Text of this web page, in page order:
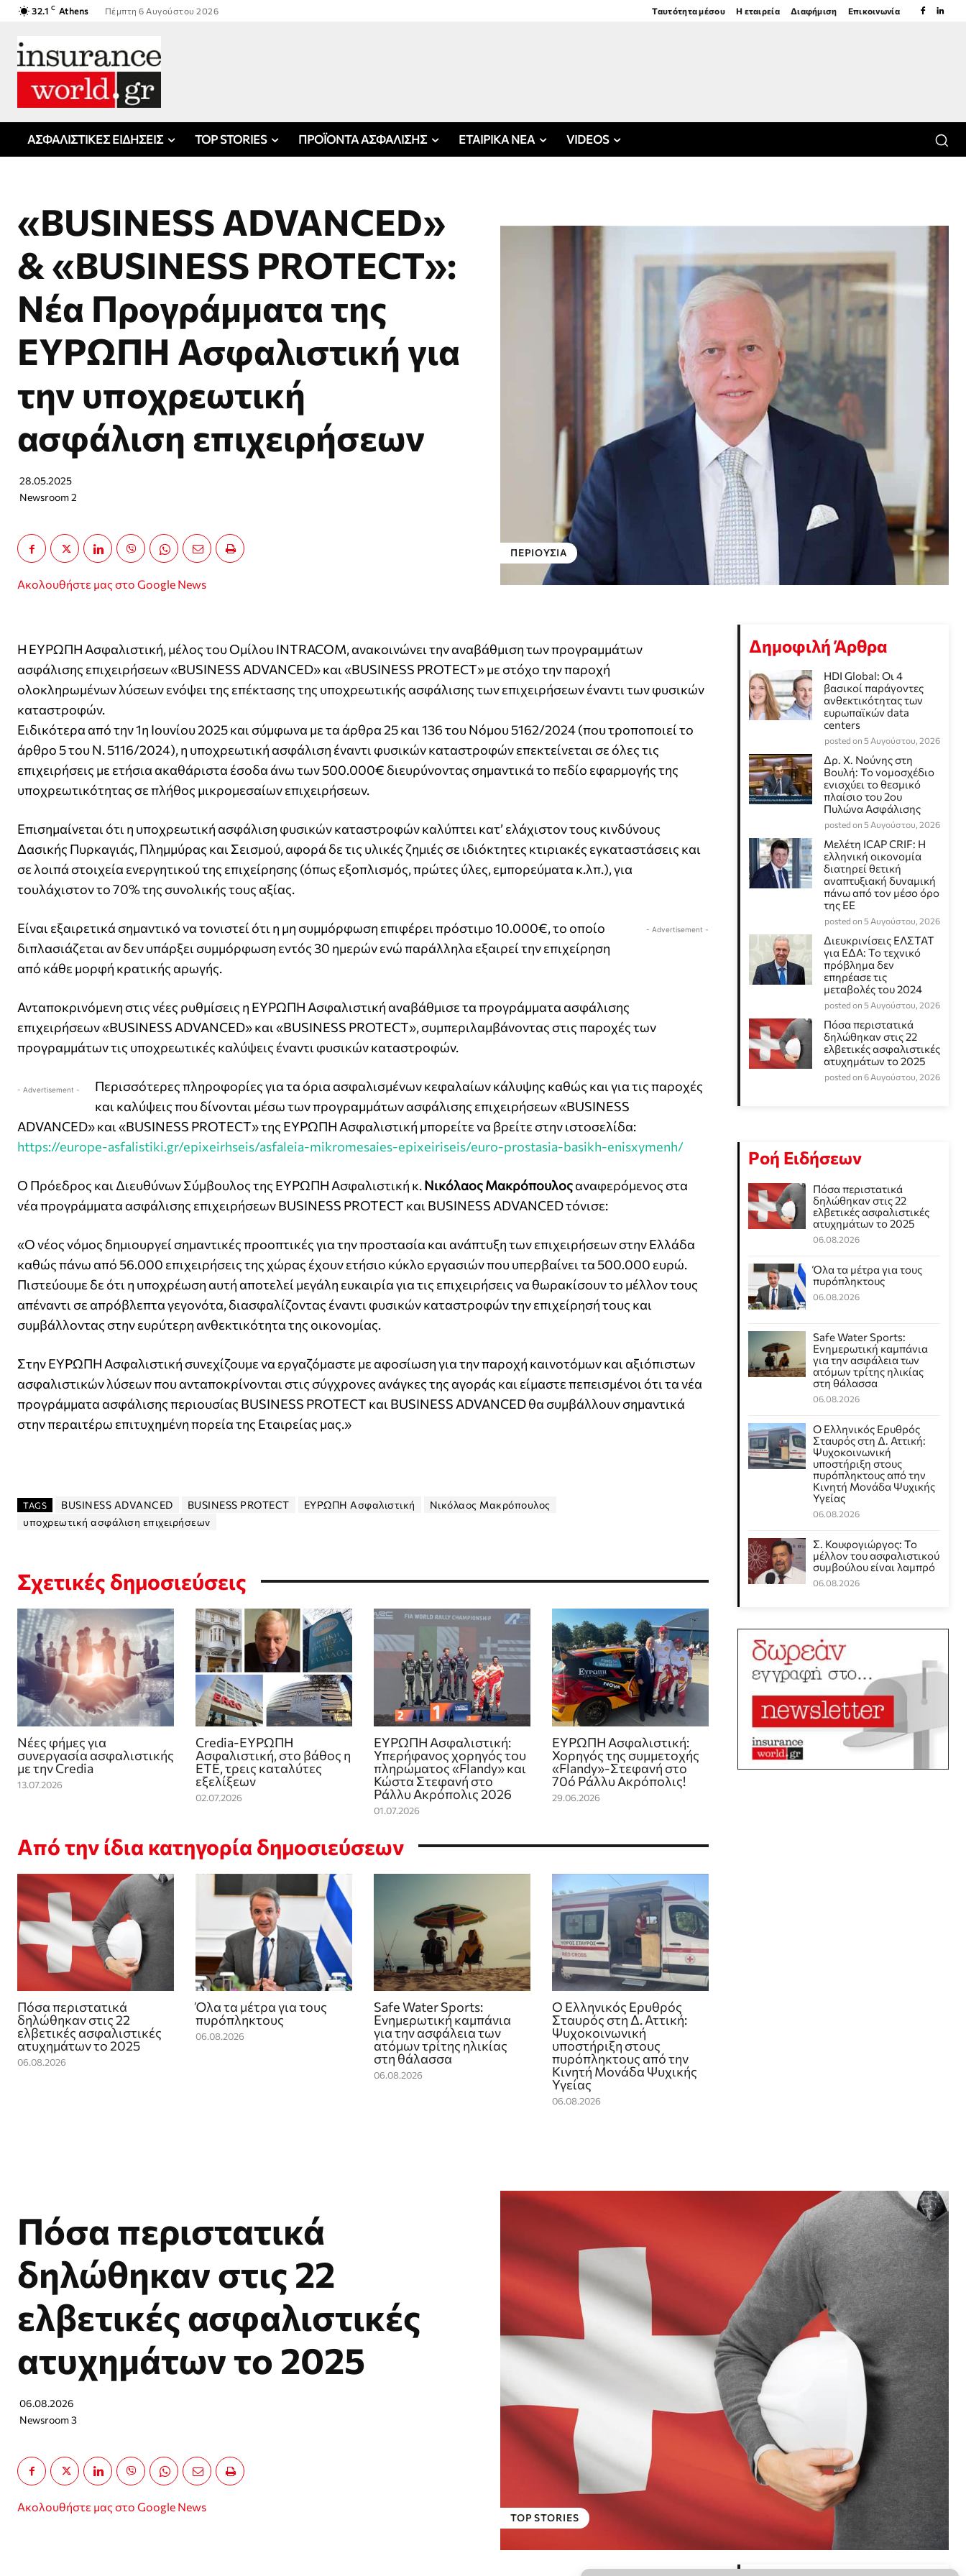
32.1 C Athens Πέμπτη 6 Αυγούστου 2026 Ταυτότητα μέσου Η εταιρεία Διαφήμιση Επικοινωνία
ΑΣΦΑΛΙΣΤΙΚΕΣ ΕΙΔΗΣΕΙΣ TOP STORIES ΠΡΟΪΟΝΤΑ ΑΣΦΑΛΙΣΗΣ ΕΤΑΙΡΙΚΑ ΝΕΑ VIDEOS
«BUSINESS ADVANCED»
& «BUSINESS PROTECT»:
Νέα Προγράμματα της
ΕΥΡΩΠΗ Ασφαλιστική για
την υποχρεωτική
ασφάλιση επιχειρήσεων
28.05.2025
Newsroom 2
Ακολουθήστε μας στο Google News
ΠΕΡΙΟΥΣΊΑ
Η ΕΥΡΩΠΗ Ασφαλιστική, μέλος του Ομίλου INTRACOM, ανακοινώνει την αναβάθμιση των προγραμμάτων
ασφάλισης επιχειρήσεων «BUSINESS ADVANCED» και «BUSINESS PROTECT» με στόχο την παροχή
ολοκληρωμένων λύσεων ενόψει της επέκτασης της υποχρεωτικής ασφάλισης των επιχειρήσεων έναντι των φυσικών
καταστροφών.
Ειδικότερα από την 1η Ιουνίου 2025 και σύμφωνα με τα άρθρα 25 και 136 του Νόμου 5162/2024 (που τροποποιεί το
άρθρο 5 του Ν. 5116/2024), η υποχρεωτική ασφάλιση έναντι φυσικών καταστροφών επεκτείνεται σε όλες τις
επιχειρήσεις με ετήσια ακαθάριστα έσοδα άνω των 500.000€ διευρύνοντας σημαντικά το πεδίο εφαρμογής της
υποχρεωτικότητας σε πλήθος μικρομεσαίων επιχειρήσεων.
Επισημαίνεται ότι η υποχρεωτική ασφάλιση φυσικών καταστροφών καλύπτει κατ’ ελάχιστον τους κινδύνους
Δασικής Πυρκαγιάς, Πλημμύρας και Σεισμού, αφορά δε τις υλικές ζημιές σε ιδιόκτητες κτιριακές εγκαταστάσεις και
σε λοιπά στοιχεία ενεργητικού της επιχείρησης (όπως εξοπλισμός, πρώτες ύλες, εμπορεύματα κ.λπ.), για
τουλάχιστον το 70% της συνολικής τους αξίας.
- Advertisement -
Είναι εξαιρετικά σημαντικό να τονιστεί ότι η μη συμμόρφωση επιφέρει πρόστιμο 10.000€, το οποίο
διπλασιάζεται αν δεν υπάρξει συμμόρφωση εντός 30 ημερών ενώ παράλληλα εξαιρεί την επιχείρηση
από κάθε μορφή κρατικής αρωγής.
Ανταποκρινόμενη στις νέες ρυθμίσεις η ΕΥΡΩΠΗ Ασφαλιστική αναβάθμισε τα προγράμματα ασφάλισης
επιχειρήσεων «BUSINESS ADVANCED» και «BUSINESS PROTECT», συμπεριλαμβάνοντας στις παροχές των
προγραμμάτων τις υποχρεωτικές καλύψεις έναντι φυσικών καταστροφών.
- Advertisement -
Περισσότερες πληροφορίες για τα όρια ασφαλισμένων κεφαλαίων κάλυψης καθώς και για τις παροχές
και καλύψεις που δίνονται μέσω των προγραμμάτων ασφάλισης επιχειρήσεων «BUSINESS
ADVANCED» και «BUSINESS PROTECT» της ΕΥΡΩΠΗ Ασφαλιστική μπορείτε να βρείτε στην ιστοσελίδα:
https://europe-asfalistiki.gr/epixeirhseis/asfaleia-mikromesaies-epixeiriseis/euro-prostasia-basikh-enisxymenh/
Ο Πρόεδρος και Διευθύνων Σύμβουλος της ΕΥΡΩΠΗ Ασφαλιστική κ.Νικόλαος Μακρόπουλοςαναφερόμενος στα
νέα προγράμματα ασφάλισης επιχειρήσεων BUSINESS PROTECT και BUSINESS ADVANCED τόνισε:
«Ο νέος νόμος δημιουργεί σημαντικές προοπτικές για την προστασία και ανάπτυξη των επιχειρήσεων στην Ελλάδα
καθώς πάνω από 56.000 επιχειρήσεις της χώρας έχουν ετήσιο κύκλο εργασιών που υπερβαίνει τα 500.000 ευρώ.
Πιστεύουμε δε ότι η υποχρέωση αυτή αποτελεί μεγάλη ευκαιρία για τις επιχειρήσεις να θωρακίσουν το μέλλον τους
απέναντι σε απρόβλεπτα γεγονότα, διασφαλίζοντας έναντι φυσικών καταστροφών την επιχείρησή τους και
συμβάλλοντας στην ευρύτερη ανθεκτικότητα της οικονομίας.
Στην ΕΥΡΩΠΗ Ασφαλιστική συνεχίζουμε να εργαζόμαστε με αφοσίωση για την παροχή καινοτόμων και αξιόπιστων
ασφαλιστικών λύσεων που ανταποκρίνονται στις σύγχρονες ανάγκες της αγοράς και είμαστε πεπεισμένοι ότι τα νέα
προγράμματα ασφάλισης περιουσίας BUSINESS PROTECT και BUSINESS ADVANCED θα συμβάλλουν σημαντικά
στην περαιτέρω επιτυχημένη πορεία της Εταιρείας μας.»
TAGS BUSINESS ADVANCED BUSINESS PROTECT ΕΥΡΩΠΗ Ασφαλιστική
Νικόλαος Μακρόπουλος
υποχρεωτική ασφάλιση επιχειρήσεων
Σχετικές δημοσιεύσεις
Νέες φήμες για
συνεργασία ασφαλιστικής
με την Credia
13.07.2026
Credia-ΕΥΡΩΠΗ
Ασφαλιστική, στο βάθος η
ΕΤΕ, τρεις καταλύτες
εξελίξεων
02.07.2026
ΕΥΡΩΠΗ Ασφαλιστική:
Υπερήφανος χορηγός του
πληρώματος «Flandy» και
Κώστα Στεφανή στο
Ράλλυ Ακρόπολις 2026
01.07.2026
ΕΥΡΩΠΗ Ασφαλιστική:
Χορηγός της συμμετοχής
«Flandy»-Στεφανή στο
70ό Ράλλυ Ακρόπολις!
29.06.2026
Από την ίδια κατηγορία δημοσιεύσεων
Πόσα περιστατικά
δηλώθηκαν στις 22
ελβετικές ασφαλιστικές
ατυχημάτων το 2025
06.08.2026
Όλα τα μέτρα για τους
πυρόπληκτους
06.08.2026
Safe Water Sports:
Eνημερωτική καμπάνια
για την ασφάλεια των
ατόμων τρίτης ηλικίας
στη θάλασσα
06.08.2026
Ο Ελληνικός Ερυθρός
Σταυρός στη Δ. Αττική:
Ψυχοκοινωνική
υποστήριξη στους
πυρόπληκτους από την
Κινητή Μονάδα Ψυχικής
Υγείας
06.08.2026
Δημοφιλή Άρθρα
HDI Global: Οι 4
βασικοί παράγοντες
ανθεκτικότητας των
ευρωπαϊκών data
centers
posted on 5 Αυγούστου, 2026
Δρ. Χ. Νούνης στη
Βουλή: Το νομοσχέδιο
ενισχύει το θεσμικό
πλαίσιο του 2ου
Πυλώνα Ασφάλισης
posted on 5 Αυγούστου, 2026
Μελέτη ICAP CRIF: Η
ελληνική οικονομία
διατηρεί θετική
αναπτυξιακή δυναμική
πάνω από τον μέσο όρο
της ΕΕ
posted on 5 Αυγούστου, 2026
Διευκρινίσεις ΕΛΣΤΑΤ
για ΕΔΑ: Το τεχνικό
πρόβλημα δεν
επηρέασε τις
μεταβολές του 2024
posted on 5 Αυγούστου, 2026
Πόσα περιστατικά
δηλώθηκαν στις 22
ελβετικές ασφαλιστικές
ατυχημάτων το 2025
posted on 6 Αυγούστου, 2026
Ροή Ειδήσεων
Πόσα περιστατικά
δηλώθηκαν στις 22
ελβετικές ασφαλιστικές
ατυχημάτων το 2025
06.08.2026
Όλα τα μέτρα για τους
πυρόπληκτους
06.08.2026
Safe Water Sports:
Eνημερωτική καμπάνια
για την ασφάλεια των
ατόμων τρίτης ηλικίας
στη θάλασσα
06.08.2026
Ο Ελληνικός Ερυθρός
Σταυρός στη Δ. Αττική:
Ψυχοκοινωνική
υποστήριξη στους
πυρόπληκτους από την
Κινητή Μονάδα Ψυχικής
Υγείας
06.08.2026
Σ. Κουφογιώργος: To
μέλλον του ασφαλιστικού
συμβούλου είναι λαμπρό
06.08.2026